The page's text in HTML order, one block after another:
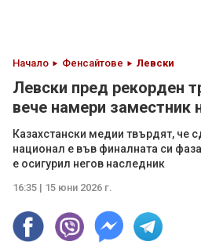
Начало Фенсайтове Левски
Левски пред рекорден
вече намери заместник
Казахстански медии твърдят, че
национал е във финалната си
е осигурил негов наследник
16:35 | 15 юни 2026 г.